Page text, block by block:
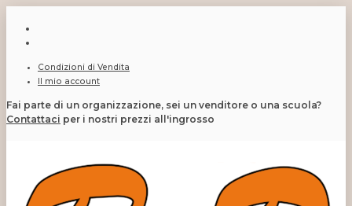
Condizioni di Vendita
Il mio account
Fai parte di un organizzazione, sei un venditore o una scuola?
Contattaci per i nostri prezzi all'ingrosso